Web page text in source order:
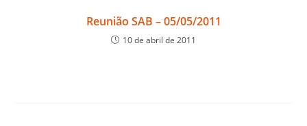
Reunião SAB – 05/05/2011
10 de abril de 2011